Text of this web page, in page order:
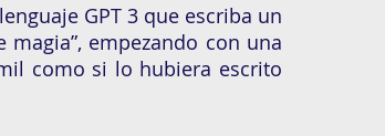
GPT 3 que escriba un
empezando con una
como si lo hubiera escrito